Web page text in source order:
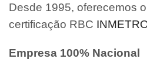
Desde 1995, oferecemos
certificação RBC
Empresa 100% Nacional